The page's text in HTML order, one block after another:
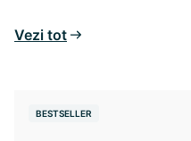
Vezi tot
BESTSELLER